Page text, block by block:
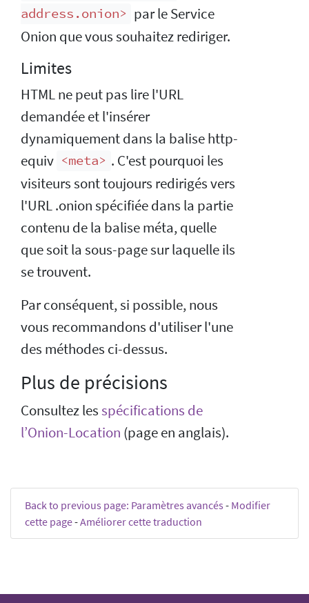
address.onion> par le Service
Onion que vous souhaitez rediriger.
Limites
HTML ne peut pas lire l'URL
demandée et l'insérer
dynamiquement dans la balise http-
equiv <meta> . C'est pourquoi les
visiteurs sont toujours redirigés vers
l'URL .onion spécifiée dans la partie
contenu de la balise méta, quelle
que soit la sous-page sur laquelle ils
se trouvent.
Par conséquent, si possible, nous
vous recommandons d'utiliser l'une
des méthodes ci-dessus.
Plus de précisions
Consultez lesspécifications de
l’Onion-Location (page en anglais).
Back to previous page: Paramètres avancés - Modifier
cette page-Améliorer cette traduction